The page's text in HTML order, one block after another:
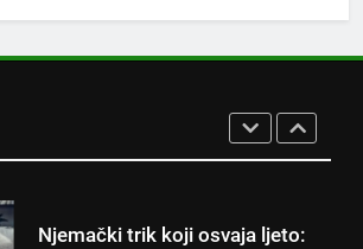
čak će se i “suhi štap”
ukorijeniti! Stari vrtlarski trik koji
iskusni baštovani čuvaju
Njemački trik koji osvaja ljeto: